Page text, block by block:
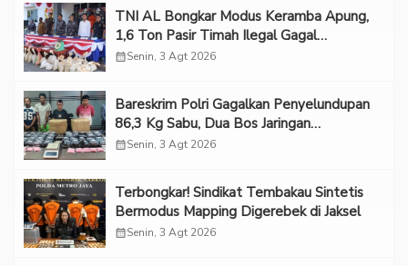
TNI AL Bongkar Modus Keramba Apung,
1,6 Ton Pasir Timah Ilegal Gagal
Diselundupkan
calendar_monthSenin, 3 Agt 2026
Bareskrim Polri Gagalkan Penyelundupan
86,3 Kg Sabu, Dua Bos Jaringan
Internasional Diburu
calendar_monthSenin, 3 Agt 2026
Terbongkar! Sindikat Tembakau Sintetis
Bermodus Mapping Digerebek di Jaksel
calendar_monthSenin, 3 Agt 2026